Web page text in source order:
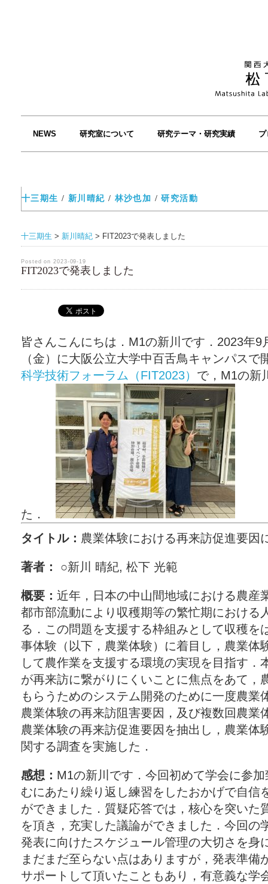
NEWS 研究室について 研究テーマ・研究実績
十三期生 / 新川晴紀 / 林沙也加 /研究活動
十三期生 > 新川晴紀 > FIT2023で発表しました
Posted on 2023-09-19
FIT2023で発表しました
皆さんこんにちは．M1の新川です．2023年9
（金）に大阪公立大学中百舌鳥キャンパスで
科学技術フォーラム（FIT2023） で，M1の新
た．
タイトル： 農業体験における再来訪促進要因
著者： ○新川 晴紀, 松下 光範
概要： 近年，日本の中山間地域における農産
都市部流動により収穫期等の繁忙期における
る．この問題を支援する枠組みとして収穫を
事体験（以下，農業体験）に着目し，農業体
して農作業を支援する環境の実現を目指す．
が再来訪に繋がりにくいことに焦点をあて，
もらうためのシステム開発のために一度農業
農業体験の再来訪阻害要因，及び複数回農業
農業体験の再来訪促進要因を抽出し，農業体
関する調査を実施した．
感想： M1の新川です．今回初めて学会に参
むにあたり繰り返し練習をしたおかげで自信
ができました．質疑応答では，核心を突いた
を頂き，充実した議論ができました．今回の
発表に向けたスケジュール管理の大切さを身
まだまだ至らない点はありますが，発表準備
サポートして頂いたこともあり，有意義な学